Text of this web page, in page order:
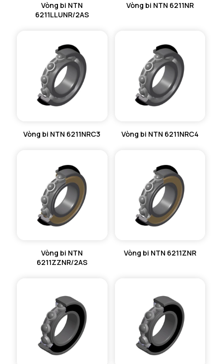
Vòng bi NTN
6211LLUNR/2AS
Vòng bi NTN 6211NR
Vòng bi NTN 6211NRC3 Vòng bi NTN 6211NRC4
Vòng bi NTN
6211ZZNR/2AS
Vòng bi NTN 6211ZNR